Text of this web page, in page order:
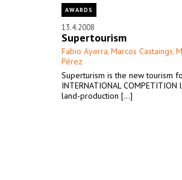
AWARDS
13.4.2008
Supertourism
Fabio Ayerra, Marcos Castaings,
Pérez
Superturism is the new tourism
INTERNATIONAL
land-production [...]